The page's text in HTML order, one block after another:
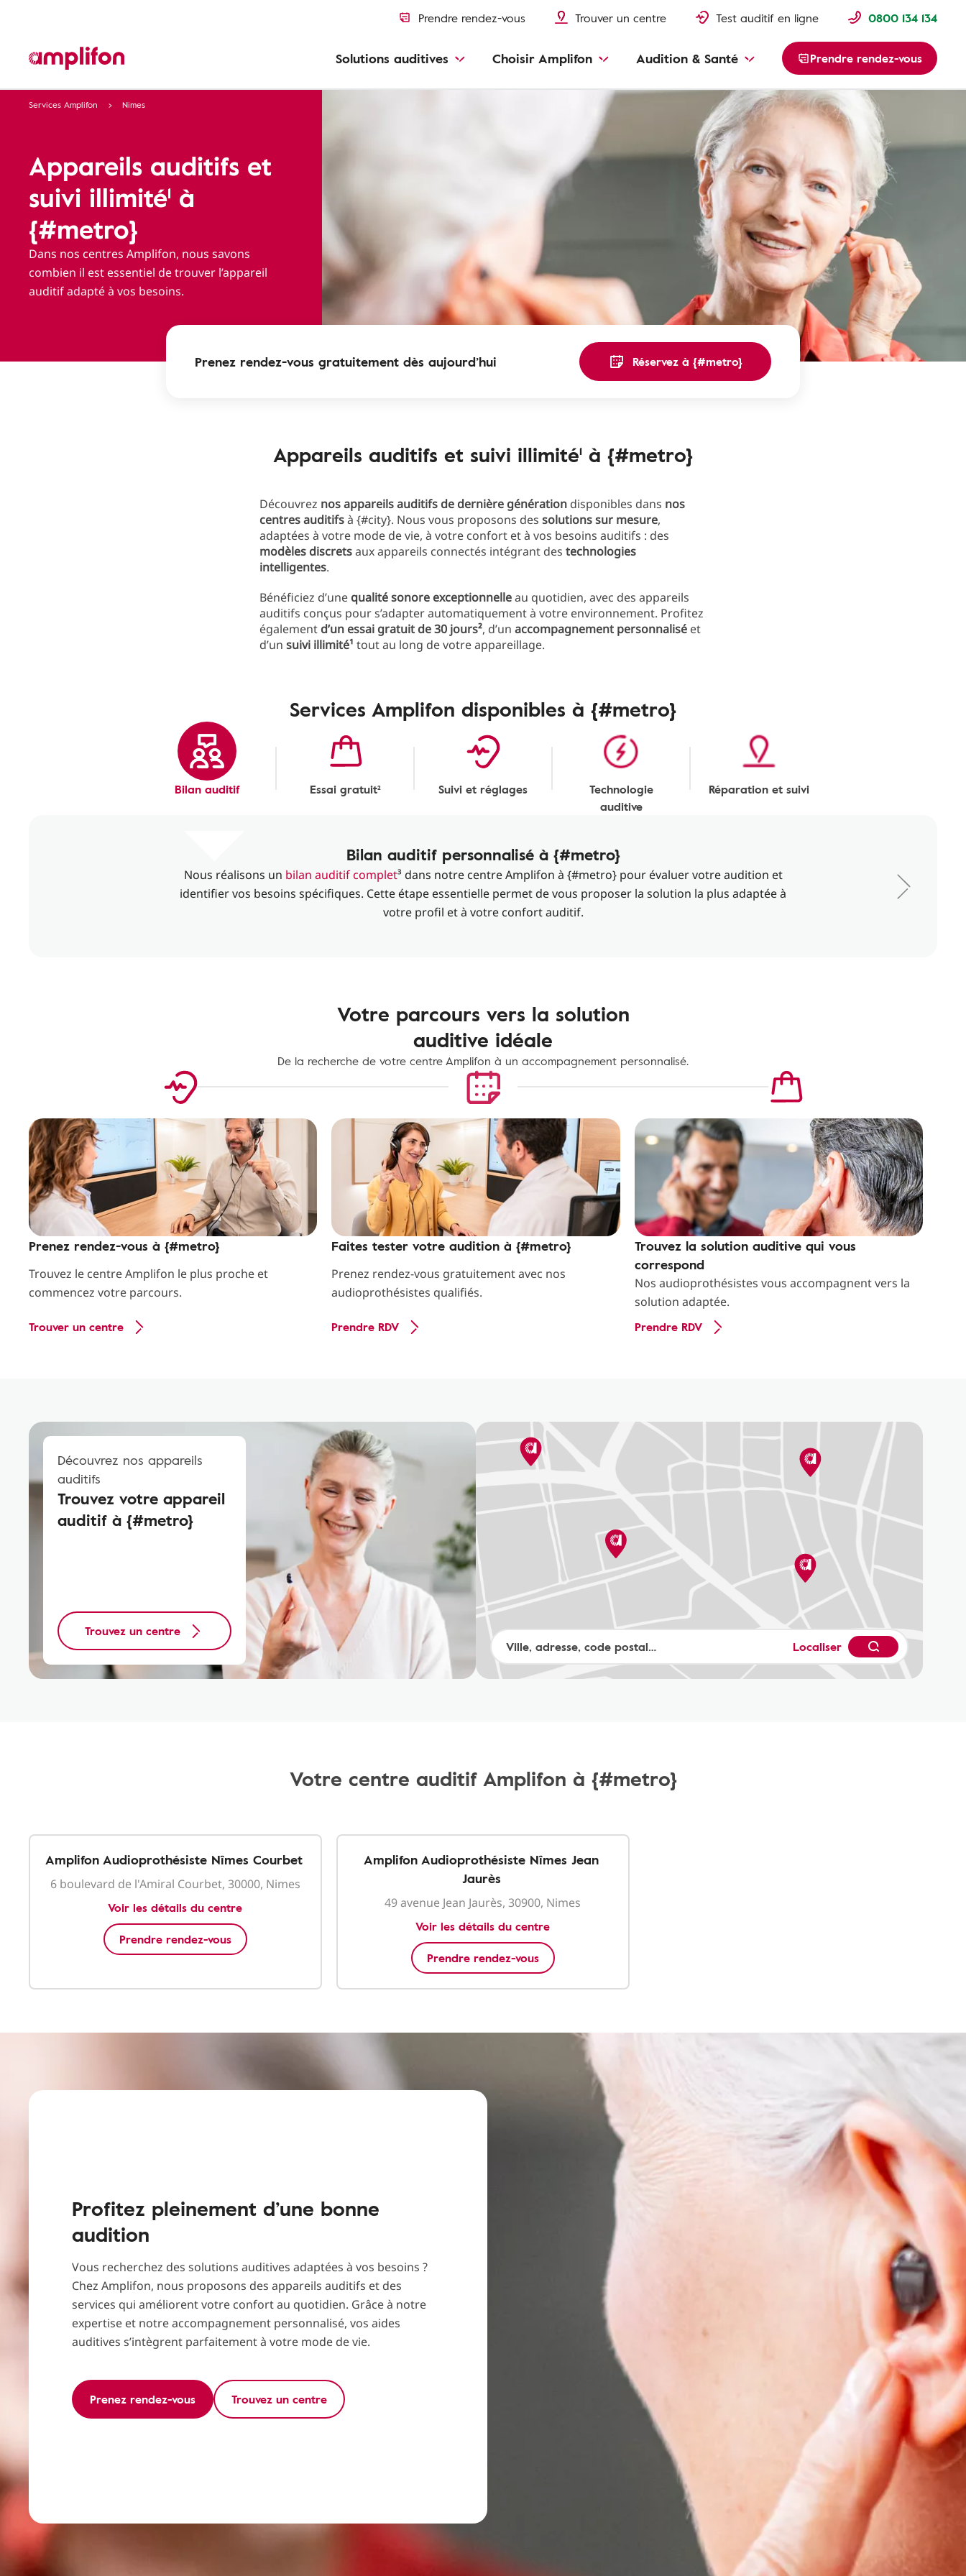
Prendre rendez-vous Trouver un centre Test auditif en ligne 0800 134 134
Solutions auditives Choisir Amplifon Audition & Santé Prendre rendez-vous
Services Amplifon Nimes
Appareils auditifs et
suivi illimité¹ à
{#metro}
Dans nos centres Amplifon, nous savons
combien il est essentiel de trouver l’appareil
auditif adapté à vos besoins.
Prenez rendez-vous gratuitement dès aujourd’hui Réservez à {#metro}
Appareils auditifs et suivi illimité¹ à {#metro}
Découvrez nos appareils auditifs de dernière génération disponibles dans nos
centres auditifsà {#city}. Nous vous proposons des solutions sur mesure,
adaptées à votre mode de vie, à votre confort et à vos besoins auditifs : des
modèles discretsaux appareils connectés intégrant des technologies
intelligentes.
Bénéficiez d’une qualité sonore exceptionnelleau quotidien, avec des appareils
auditifs conçus pour s’adapter automatiquement à votre environnement. Profitez
également d’un essai gratuit de 30 jours², d’un accompagnement personnalisé et
d’un suivi illimité¹ tout au long de votre appareillage.
Services Amplifon disponibles à {#metro}
Bilan auditif Essai gratuit² Suivi et réglages
Technologie
auditive
Réparation et suivi
Bilan auditif personnalisé à {#metro}
Nous réalisons un bilan auditif complet³ dans notre centre Amplifon à {#metro} pour évaluer votre audition et
identifier vos besoins spécifiques. Cette étape essentielle permet de vous proposer la solution la plus adaptée à
votre profil et à votre confort auditif.
Votre parcours vers la solution
auditive idéale
De la recherche de votre centre Amplifon à un accompagnement personnalisé.
Prenez rendez-vous à {#metro}
Trouvez le centre Amplifon le plus proche et
commencez votre parcours.
Trouver un centre
Faites tester votre audition à {#metro}
Prenez rendez-vous gratuitement avec nos
audioprothésistes qualifiés.
Prendre RDV
Trouvez la solution auditive qui vous
correspond
Nos audioprothésistes vous accompagnent vers la
solution adaptée.
Prendre RDV
Découvrez nos appareils
auditifs
Trouvez votre appareil
auditif à {#metro}
Trouvez un centre
Localiser
Votre centre auditif Amplifon à {#metro}
Amplifon Audioprothésiste Nîmes Courbet
6 boulevard de l'Amiral Courbet, 30000, Nimes
Voir les détails du centre
Prendre rendez-vous
Amplifon Audioprothésiste Nîmes Jean
Jaurès
49 avenue Jean Jaurès, 30900, Nimes
Voir les détails du centre
Prendre rendez-vous
Profitez pleinement d’une bonne
audition
Vous recherchez des solutions auditives adaptées à vos besoins ?
Chez Amplifon, nous proposons des appareils auditifs et des
services qui améliorent votre confort au quotidien. Grâce à notre
expertise et notre accompagnement personnalisé, vos aides
auditives s’intègrent parfaitement à votre mode de vie.
Prenez rendez-vous Trouvez un centre